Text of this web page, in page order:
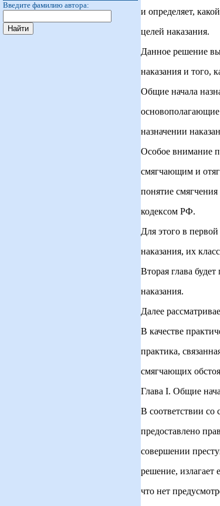
Введите фамилию автора:
и определяет,
целей наказания.
Данное решение
наказания и того,
Общие начала
основополагающие
назначении
Особое внимание
смягчающим и
понятие
кодексом РФ.
Для этого в
наказания, их
Вторая глава
наказания.
Далее
В качестве
практика,
смягчающих
Глава I. Общие
В соответствии со
предоставлено
совершении
решение, излагает
что нет